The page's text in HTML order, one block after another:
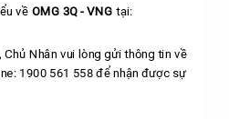
về OMG 3Q - VNG tại:
Chủ Nhân vui lòng gửi thông tin về
1900 561 558 để nhận được sự